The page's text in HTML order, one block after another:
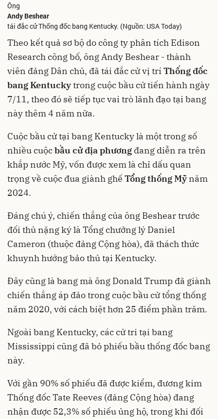
Ông
Andy Beshear
tái đắc cử Thống đốc bang Kentucky. (Nguồn: USA Today)
Theo kết quả sơ bộ do công ty phân tích Edison
Research công bố, ông Andy Beshear - thành
viên đảng Dân chủ, đã tái đắc cử vị trí Thống đốc
bang Kentuckytrong cuộc bầu cử tiến hành ngày
7/11, theo đó sẽ tiếp tục vai trò lãnh đạo tại bang
này thêm 4 năm nữa.
Cuộc bầu cử tại bang Kentucky là một trong số
nhiều cuộcbầu cử địa phương đang diễn ra trên
khắp nước Mỹ, vốn được xem là chỉ dấu quan
trọng về cuộc đua giành ghếTổng thống Mỹ năm
2024.
Đáng chú ý, chiến thắng của ông Beshear trước
đối thủ nặng ký là Tổng chưởng lý Daniel
Cameron (thuộc đảng Cộng hòa), đã thách thức
khuynh hướng bảo thủ tại Kentucky.
Đây cũng là bang mà ông Donald Trump đã giành
chiến thắng áp đảo trong cuộc bầu cử tổng thống
năm 2020, với cách biệt hơn 25 điểm phần trăm.
Ngoài bang Kentucky, các cử tri tại bang
Mississippi cũng đã bỏ phiếu bầu thống đốc bang
này.
Với gần 90% số phiếu đã được kiểm, đương kim
Thống đốc Tate Reeves (đảng Cộng hòa) đang
nhận được 52,3% số phiếu ủng hộ, trong khi đối